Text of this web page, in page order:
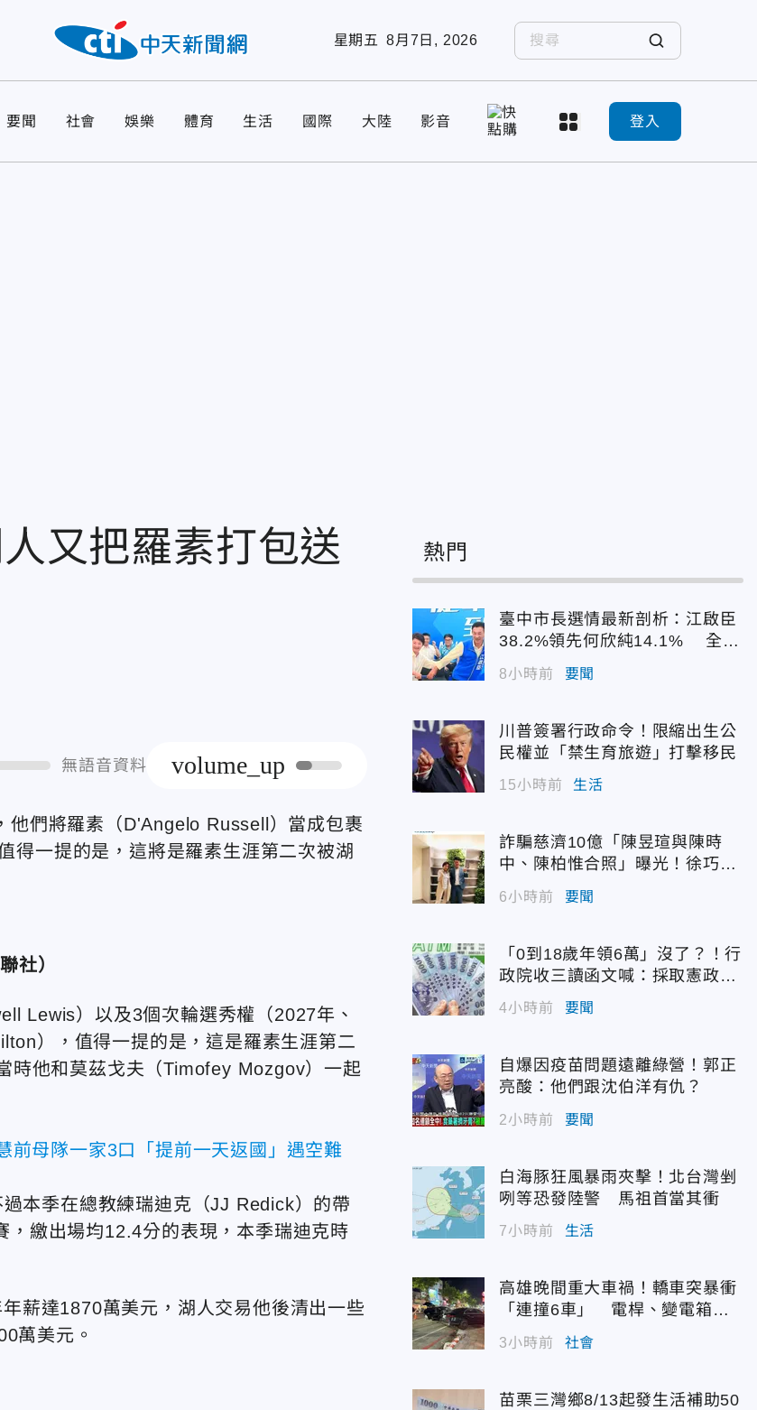
星期五 8月7日, 2026
要聞 社會 娛樂 體育 生活 國際 大陸 影音 登入
又把羅素打包送
無語音資料 volume_up
他們將羅素（D'Angelo Russell）當成包裹
得一提的是，這將是羅素生涯第二次被湖
社）
Lewis）以及3個次輪選秀權（2027年、
），值得一提的是，這是羅素生涯第二
時他和莫茲戈夫（Timofey Mozgov）一起
前母隊一家3口「提前一天返國」遇空難
本季在總教練瑞迪克（JJ Redick）的帶
繳出場均12.4分的表現，本季瑞迪克時
薪達1870萬美元，湖人交易他後清出一些
萬美元。
熱門
臺中市長選情最新剖析：江啟臣
38.2%領先何欣純14.1% 全世
代支持度全面居首
8小時前 要聞
川普簽署行政命令！限縮出生公
民權並「禁生育旅遊」打擊移民
15小時前 生活
詐騙慈濟10億「陳昱瑄與陳時
中、陳柏惟合照」曝光！徐巧芯
震撼出手
6小時前 要聞
「0到18歲年領6萬」沒了？！行
政院收三讀函文喊：採取憲政作
為
4小時前 要聞
自爆因疫苗問題遠離綠營！郭正
亮酸：他們跟沈伯洋有仇？
2小時前 要聞
白海豚狂風暴雨夾擊！北台灣剉
咧等恐發陸警 馬祖首當其衝
7小時前 生活
高雄晚間重大車禍！轎車突暴衝
「連撞6車」 電桿、變電箱全
遭殃
3小時前 社會
苗栗三灣鄉8/13起發生活補助50